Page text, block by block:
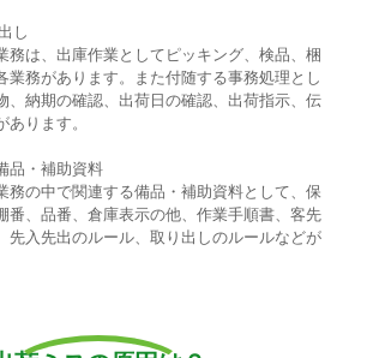
し
務は、出庫作業としてピッキング、検品、梱
業務があります。また付随する事務処理とし
、納期の確認、出荷日の確認、出荷指示、伝
ります。
品・補助資料
務の中で関連する備品・補助資料として、保
番、品番、倉庫表示の他、作業手順書、客先
先入先出のルール、取り出しのルールなどが